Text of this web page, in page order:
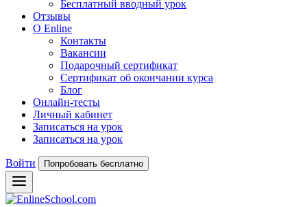
Бесплатный вводный урок
Отзывы
О Enline
Контакты
Вакансии
Подарочный сертификат
Сертификат об окончании курса
Блог
Онлайн-тесты
Личный кабинет
Записаться на урок
Записаться на урок
Войти Попробовать бесплатно